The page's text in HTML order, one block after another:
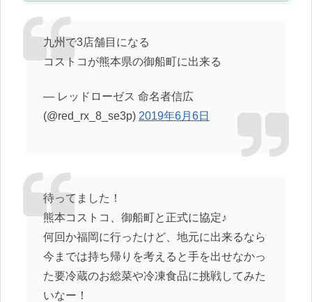
九州で3店舗目になる
コストコが熊本県の御船町に出来る
— レッドローゼス 命名者信広
(@red_rx_8_se3p) 2019年6月6日
待ってました！
熊本コストコ、御船町と正式に協定♪
何回か福岡に行ったけど、地元に出来るなら
今までは持ち帰りを考えると手を出せなかっ
た要冷蔵のお総菜や冷凍食品に挑戦してみた
いなー！